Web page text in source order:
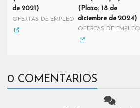
de 2021)
OFERTAS DE EMPLEO
(Plazo: 18 de
diciembre de 2024)
OFERTAS DE EMPLEO
0 COMENTARIOS